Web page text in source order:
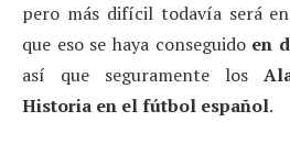
pero más difícil todavía será
que eso se haya conseguido en
así que seguramente los
Historia en el fútbol español.